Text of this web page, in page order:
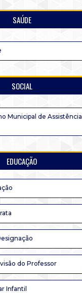
SAÚDE
SOCIAL
Municipal de Assistência
EDUCAÇÃO
do Professor
Infantil